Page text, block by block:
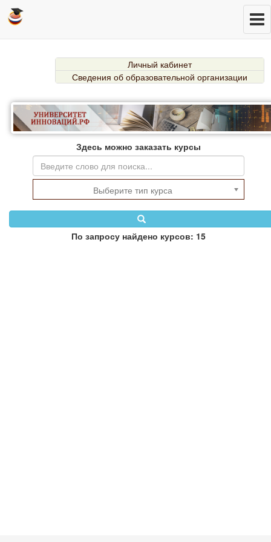
Личный кабинет
Сведения об образовательной организации
Здесь можно заказать курсы
Выберите тип курса
По запросу найдено курсов: 15